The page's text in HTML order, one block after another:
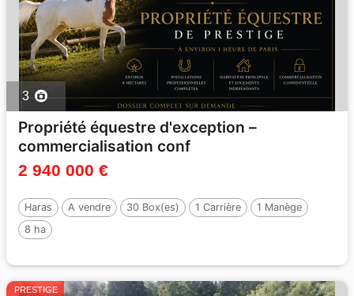
3
Propriété équestre d'exception –
commercialisation conf
2 940 000 €
Haras A vendre 30 Box(es) 1 Carrière
1 Manège
8 ha
PRESTIGE